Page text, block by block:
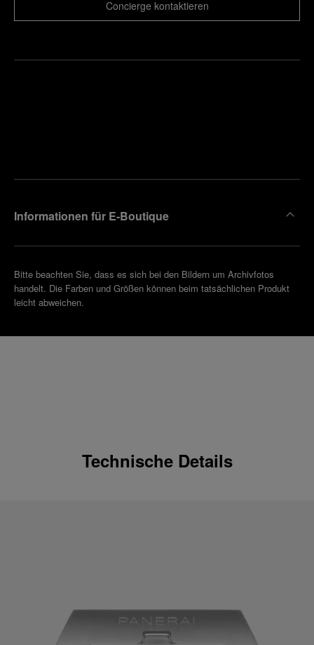
Concierge kontaktieren
Informationen für E-Boutique
Bitte beachten Sie, dass es sich bei den Bildern um Archivfotos
handelt. Die Farben und Größen können beim tatsächlichen Produkt
leicht abweichen.
Technische Details